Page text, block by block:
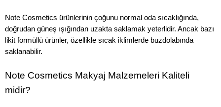
Note Cosmetics ürünlerinin çoğunu normal oda sıcaklığında,
doğrudan güneş ışığından uzakta saklamak yeterlidir. Ancak bazı
likit formüllü ürünler, özellikle sıcak iklimlerde buzdolabında
saklanabilir.
Note Cosmetics Makyaj Malzemeleri Kaliteli
midir?